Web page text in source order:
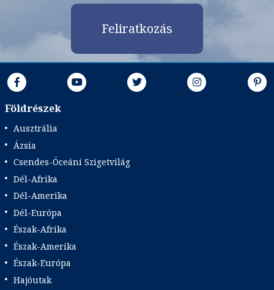
Feliratkozás
Földrészek
Ausztrália
Ázsia
Csendes-Óceáni Szigetvilág
Dél-Afrika
Dél-Amerika
Dél-Európa
Észak-Afrika
Észak-Amerika
Észak-Európa
Hajóutak